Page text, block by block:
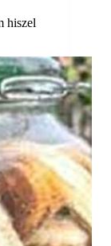
hiszel